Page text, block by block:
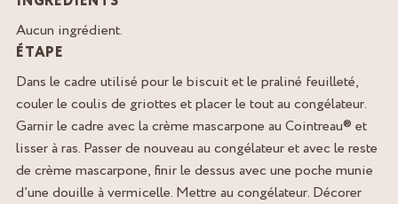
Aucun ingrédient.
ÉTAPE
Dans le cadre utilisé pour le biscuit et le praliné feuilleté,
couler le coulis de griottes et placer le tout au congélateur.
Garnir le cadre avec la crème mascarpone au Cointreau® et
lisser à ras. Passer de nouveau au congélateur et avec le reste
de crème mascarpone, finir le dessus avec une poche munie
d’une douille à vermicelle. Mettre au congélateur. Décorer